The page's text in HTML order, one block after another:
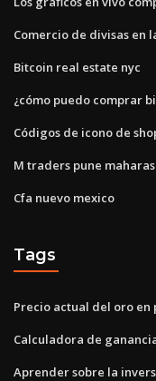
Comercio de divisas en
Bitcoin real estate nyc
¿cómo puedo comprar
Códigos de icono de
M traders pune
Cfa nuevo mexico
Tags
Precio actual del oro en
Calculadora de
Aprender sobre la